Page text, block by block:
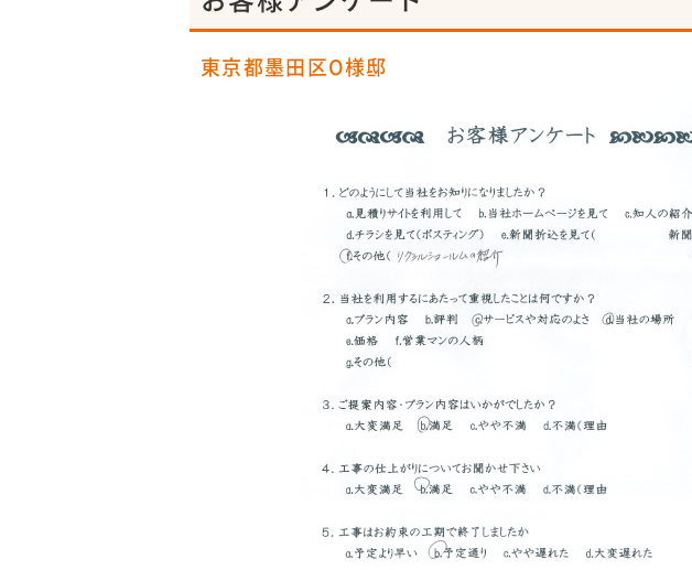
東京都墨田区O様邸